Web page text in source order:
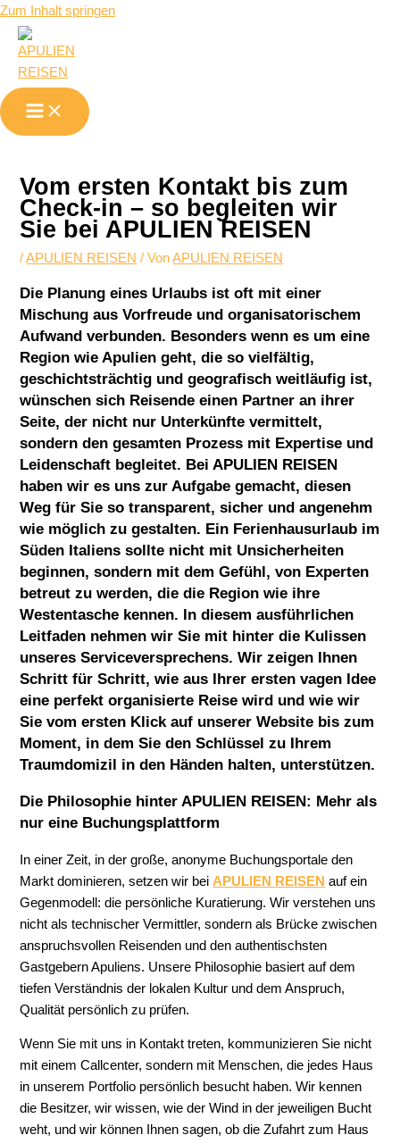
Zum Inhalt springen
Vom ersten Kontakt bis zum
Check-in – so begleiten wir
Sie bei APULIEN REISEN
/APULIEN REISEN / VonAPULIEN REISEN
Die Planung eines Urlaubs ist oft mit einer
Mischung aus Vorfreude und organisatorischem
Aufwand verbunden. Besonders wenn es um eine
Region wie Apulien geht, die so vielfältig,
geschichtsträchtig und geografisch weitläufig ist,
wünschen sich Reisende einen Partner an ihrer
Seite, der nicht nur Unterkünfte vermittelt,
sondern den gesamten Prozess mit Expertise und
Leidenschaft begleitet. Bei APULIEN REISEN
haben wir es uns zur Aufgabe gemacht, diesen
Weg für Sie so transparent, sicher und angenehm
wie möglich zu gestalten. Ein Ferienhausurlaub im
Süden Italiens sollte nicht mit Unsicherheiten
beginnen, sondern mit dem Gefühl, von Experten
betreut zu werden, die die Region wie ihre
Westentasche kennen. In diesem ausführlichen
Leitfaden nehmen wir Sie mit hinter die Kulissen
unseres Serviceversprechens. Wir zeigen Ihnen
Schritt für Schritt, wie aus Ihrer ersten vagen Idee
eine perfekt organisierte Reise wird und wie wir
Sie vom ersten Klick auf unserer Website bis zum
Moment, in dem Sie den Schlüssel zu Ihrem
Traumdomizil in den Händen halten, unterstützen.
Die Philosophie hinter APULIEN REISEN: Mehr als
nur eine Buchungsplattform
In einer Zeit, in der große, anonyme Buchungsportale den
Markt dominieren, setzen wir bei APULIEN REISEN auf ein
Gegenmodell: die persönliche Kuratierung. Wir verstehen uns
nicht als technischer Vermittler, sondern als Brücke zwischen
anspruchsvollen Reisenden und den authentischsten
Gastgebern Apuliens. Unsere Philosophie basiert auf dem
tiefen Verständnis der lokalen Kultur und dem Anspruch,
Qualität persönlich zu prüfen.
Wenn Sie mit uns in Kontakt treten, kommunizieren Sie nicht
mit einem Callcenter, sondern mit Menschen, die jedes Haus
in unserem Portfolio persönlich besucht haben. Wir kennen
die Besitzer, wir wissen, wie der Wind in der jeweiligen Bucht
weht, und wir können Ihnen sagen, ob die Zufahrt zum Haus